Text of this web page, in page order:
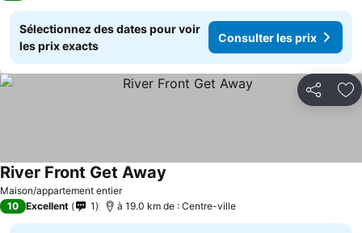
Sélectionnez des dates pour voir
les prix exacts
Consulter les prix
Partager
Maison/appartement entier
River Front Get Away
10 Excellent 1 à 19.0 km de : Centre-ville